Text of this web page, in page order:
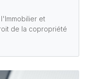
et
de la copropriété